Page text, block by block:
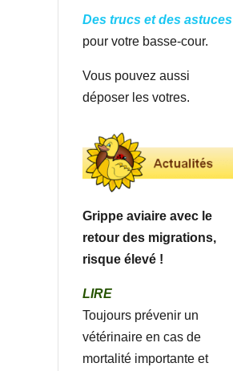
Des trucs et des astuces
pour votre basse-cour.
Vous pouvez aussi
déposer les votres.
Grippe aviaire avec le
retour des migrations,
risque élevé !
LIRE
Toujours prévenir un
vétérinaire en cas de
mortalité importante et